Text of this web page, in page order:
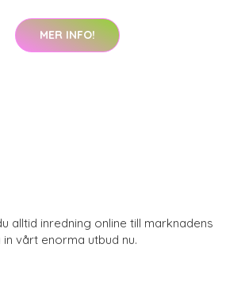
MER INFO!
alltid inredning online till marknadens
vårt enorma utbud nu.